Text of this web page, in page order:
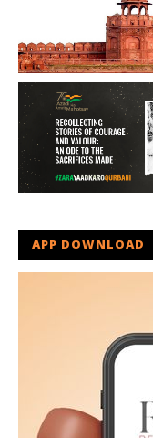
APP DOWNLOAD